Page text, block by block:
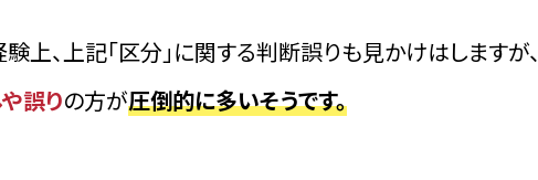
上、上記「区分」に関する判断誤りも見かけはしますが、
誤りの方が圧倒的に多いそうです。